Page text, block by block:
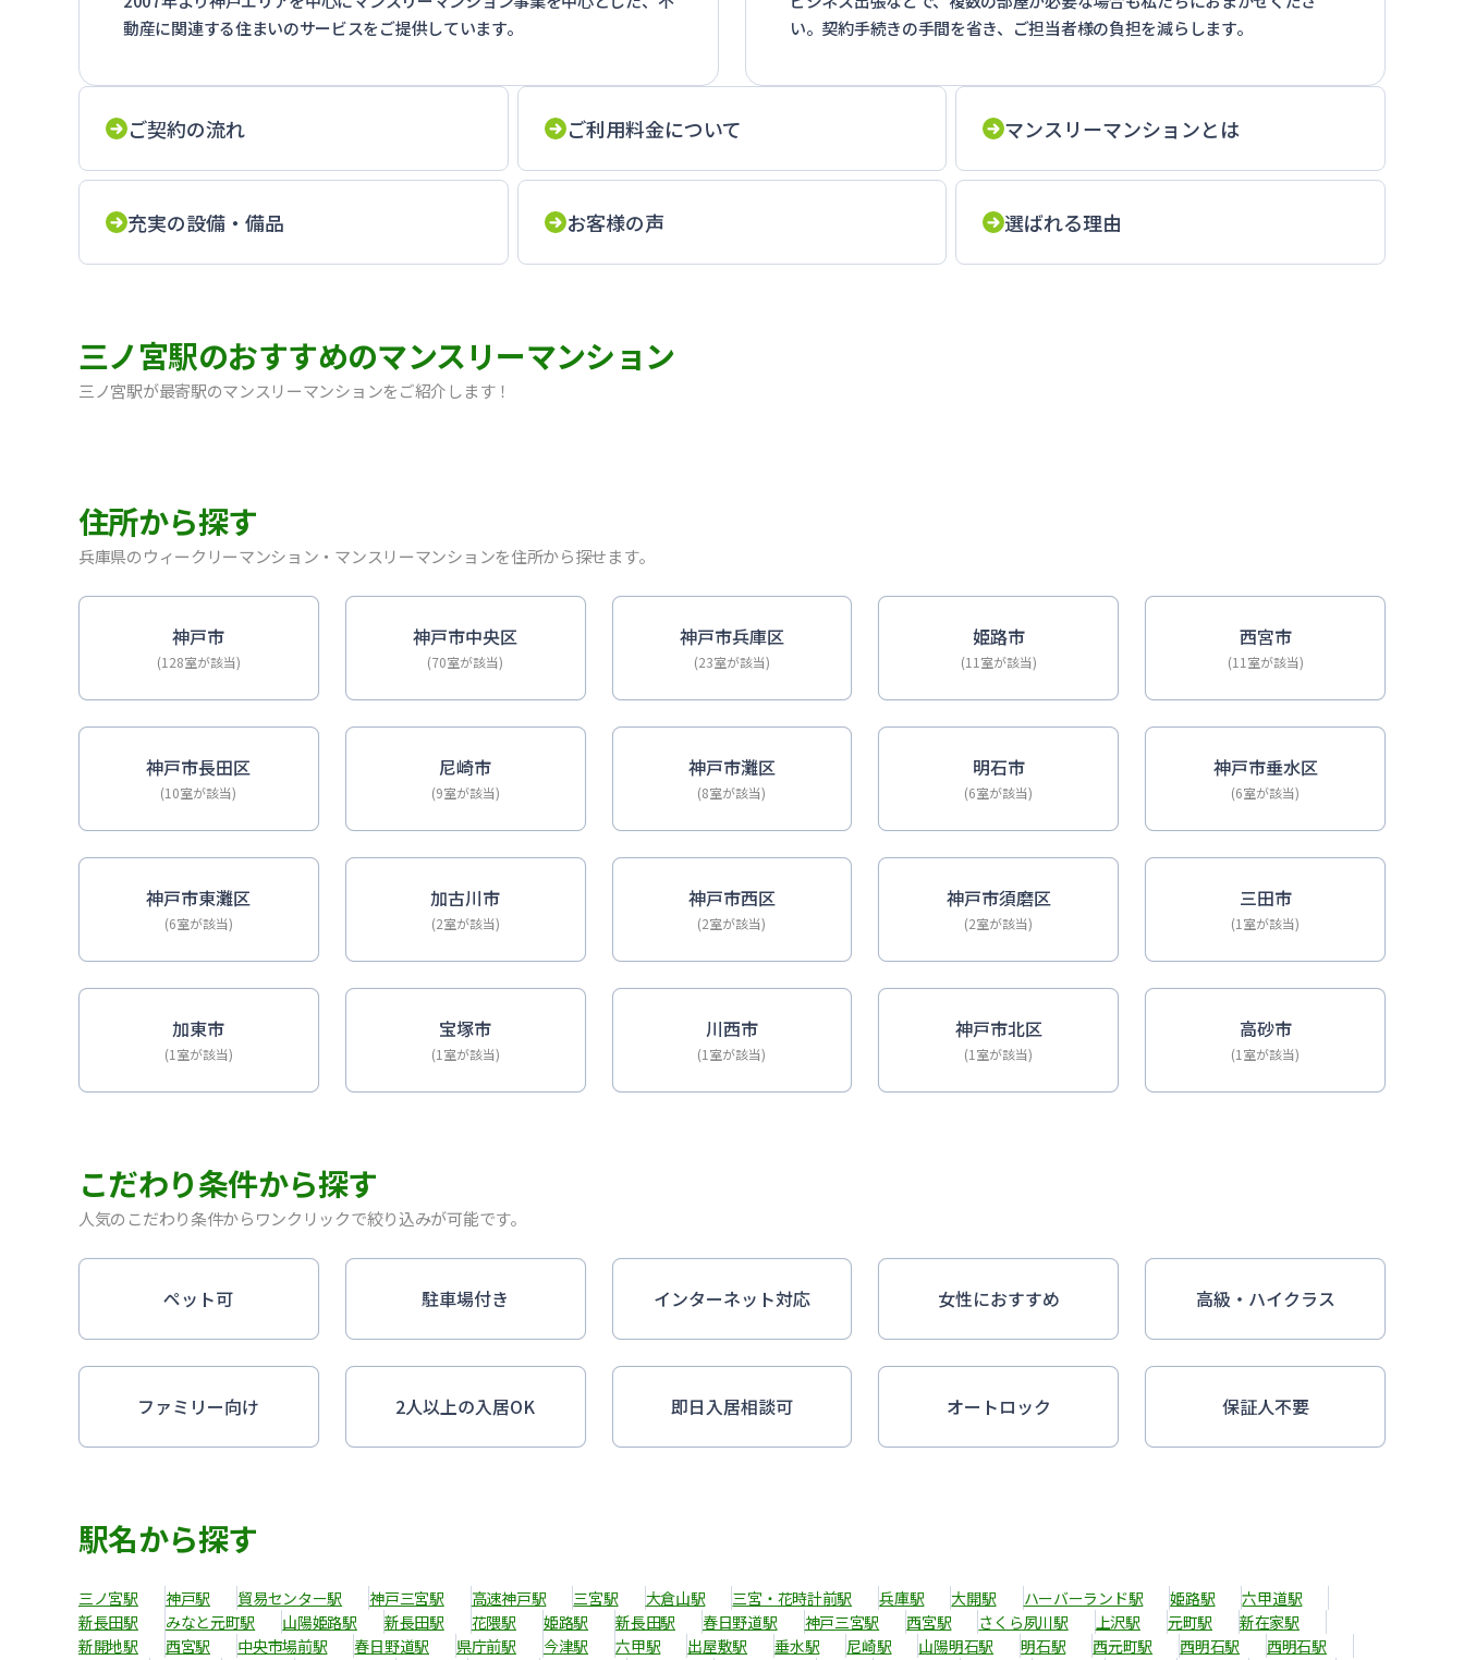
動産に関連する住まいのサービスをご提供しています。
い。契約手続きの手間を省き、ご担当者様の負担を減らします。
ご契約の流れ ご利用料金について マンスリーマンションとは
充実の設備・備品 お客様の声 選ばれる理由
三ノ宮駅のおすすめのマンスリーマンション
三ノ宮駅が最寄駅のマンスリーマンションをご紹介します！
【神戸・三宮】Sステイ三宮ソレイユ｜Wi-Fi無料・禁煙・オール電化｜出張・単身赴任に
【三宮・花時計前】Sステイ三宮駅前ルシール｜禁煙ルーム・Wi-Fi無料｜オートロック
【神戸・三宮】Sステイ三宮駅前７｜禁煙ルーム・Wi-Fiレンタル可｜オートロック
【三宮・貿易センター】Sステイ三宮貿易センター前2｜禁煙ルーム・Wi-Fi無料｜オートロック｜ポートアイランドも近い
住所から探す
兵庫県のウィークリーマンション・マンスリーマンションを住所から探せます。
神戸市
(128室が該当)
神戸市中央区
(70室が該当)
神戸市兵庫区
(23室が該当)
姫路市
(11室が該当)
西宮市
(11室が該当)
神戸市長田区
(10室が該当)
尼崎市
(9室が該当)
神戸市灘区
(8室が該当)
明石市
(6室が該当)
神戸市垂水区
(6室が該当)
神戸市東灘区
(6室が該当)
加古川市
(2室が該当)
神戸市西区
(2室が該当)
神戸市須磨区
(2室が該当)
三田市
(1室が該当)
加東市
(1室が該当)
宝塚市
(1室が該当)
川西市
(1室が該当)
神戸市北区
(1室が該当)
高砂市
(1室が該当)
こだわり条件から探す
人気のこだわり条件からワンクリックで絞り込みが可能です。
ペット可 駐車場付き インターネット対応 女性におすすめ 高級・ハイクラス
ファミリー向け 2人以上の入居OK 即日入居相談可 オートロック 保証人不要
駅名から探す
三ノ宮駅 神戸駅 貿易センター駅 神戸三宮駅 高速神戸駅 三宮駅 大倉山駅 三宮・花時計前駅 兵庫駅 大開駅 ハーバーランド駅 姫路駅
六甲道駅
新長田駅
みなと元町駅 山陽姫路駅 新長田駅 花隈駅 姫路駅 新長田駅 春日野道駅 神戸三宮駅 西宮駅 さくら夙川駅 上沢駅 元町駅
新在家駅
新開地駅
西宮駅 中央市場前駅 春日野道駅 県庁前駅 今津駅 六甲駅 出屋敷駅 垂水駅 尼崎駅 山陽明石駅 明石駅 西元町駅 西明石駅
西明石駅